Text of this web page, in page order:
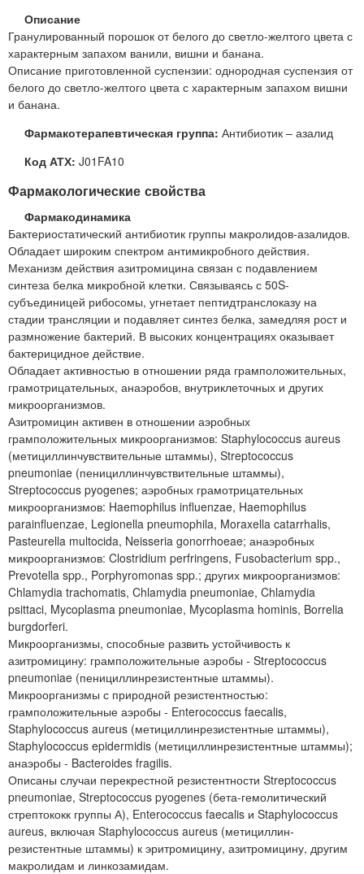
Описание
Гранулированный порошок от белого до светло-желтого цвета с
характерным запахом ванили, вишни и банана.
Описание приготовленной суспензии: однородная суспензия от
белого до светло-желтого цвета с характерным запахом вишни
и банана.
Фармакотерапевтическая группа: Антибиотик – азалид
Код АТХ: J01FA10
Фармакологические свойства
Фармакодинамика
Бактериостатический антибиотик группы макролидов-азалидов.
Обладает широким спектром антимикробного действия.
Механизм действия азитромицина связан с подавлением
синтеза белка микробной клетки. Связываясь с 50S-
субъединицей рибосомы, угнетает пептидтранслоказу на
стадии трансляции и подавляет синтез белка, замедляя рост и
размножение бактерий. В высоких концентрациях оказывает
бактерицидное действие.
Обладает активностью в отношении ряда грамположительных,
грамотрицательных, анаэробов, внутриклеточных и других
микроорганизмов.
Азитромицин активен в отношении аэробных
грамположительных микроорганизмов: Staphylococcus aureus
(метициллинчувствительные штаммы), Streptococcus
pneumoniae (пенициллинчувствительные штаммы),
Streptococcus pyogenes; аэробных грамотрицательных
микроорганизмов: Haemophilus influenzae, Haemophilus
parainfluenzae, Legionella pneumophila, Moraxella catarrhalis,
Pasteurella multocida, Neisseria gonorrhoeae; анаэробных
микроорганизмов: Clostridium perfringens, Fusobacterium spp.,
Prevotella spp., Porphyromonas spp.; других микроорганизмов:
Chlamydia trachomatis, Chlamydia pneumoniae, Chlamydia
psittaci, Mycoplasma pneumoniae, Mycoplasma hominis, Borrelia
burgdorferi.
Микроорганизмы, способные развить устойчивость к
азитромицину: грамположительные аэробы - Streptococcus
pneumoniae (пенициллинрезистентные штаммы).
Микроорганизмы с природной резистентностью:
грамположительные аэробы - Enterococcus faecalis,
Staphylococcus aureus (метициллинрезистентные штаммы),
Staphylococcus epidermidis (метициллинрезистентные штаммы);
анаэробы - Bacteroides fragilis.
Описаны случаи перекрестной резистентности Streptococcus
pneumoniae, Streptococcus pyogenes (бета-гемолитический
стрептококк группы А), Enterococcus faecalis и Staphylococcus
aureus, включая Staphylococcus aureus (метициллин-
резистентные штаммы) к эритромицину, азитромицину, другим
макролидам и линкозамидам.